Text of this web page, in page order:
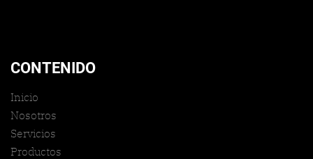
CONTENIDO
Inicio
Nosotros
Servicios
Productos